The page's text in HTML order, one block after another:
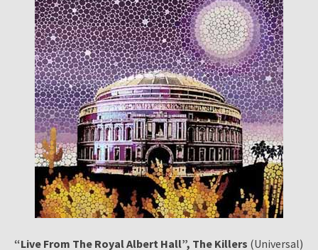
“Live From The Royal Albert Hall”, The Killers (Universal)